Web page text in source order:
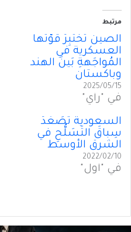
مرتبط
الصين تَختَبِرُ قُوَّتَها
العسكرية في
المُواجَهةِ بَينَ الهند
وباكستان
2025/05/15
في "رأي"
السعودية تُصَعِّدُ
سِباقَ التَسَلُّحِ في
الشرق الأوسط
2022/02/10
في "أول"